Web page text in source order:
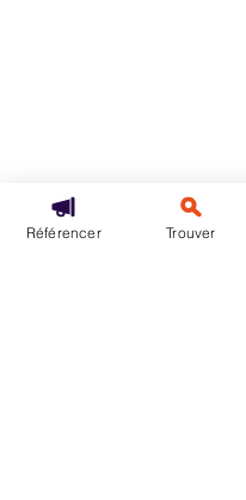
Référencer Trouver